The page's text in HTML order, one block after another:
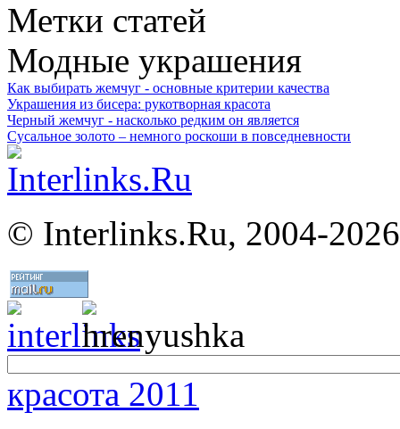
Метки статей
Модные украшения
Как выбирать жемчуг - основные критерии качества
Украшения из бисера: рукотворная красота
Черный жемчуг - насколько редким он является
Сусальное золото – немного роскоши в повседневности
© Interlinks.Ru, 2004-2026
красота 2011